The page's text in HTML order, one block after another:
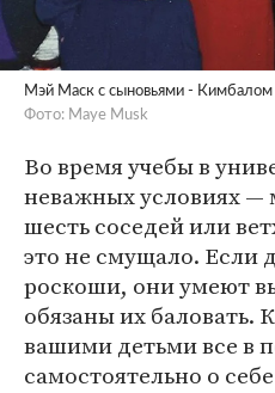
Мэй Маск с сыновьями -
Фото: Maye Musk
Во время учебы в
неважных условиях —
шесть соседей или
это не смущало. Если
роскоши, они умеют
обязаны их баловать.
вашими детьми все в
самостоятельно о